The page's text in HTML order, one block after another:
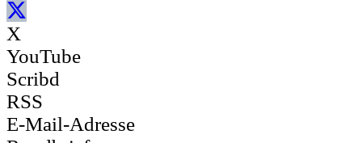
X
YouTube
Scribd
RSS
E-Mail-Adresse